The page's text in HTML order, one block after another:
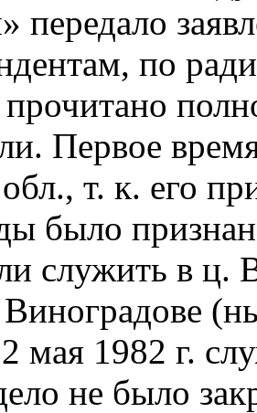
передало
по
Первое
т. к. его
было
служить в
мая 1982 г.
не было